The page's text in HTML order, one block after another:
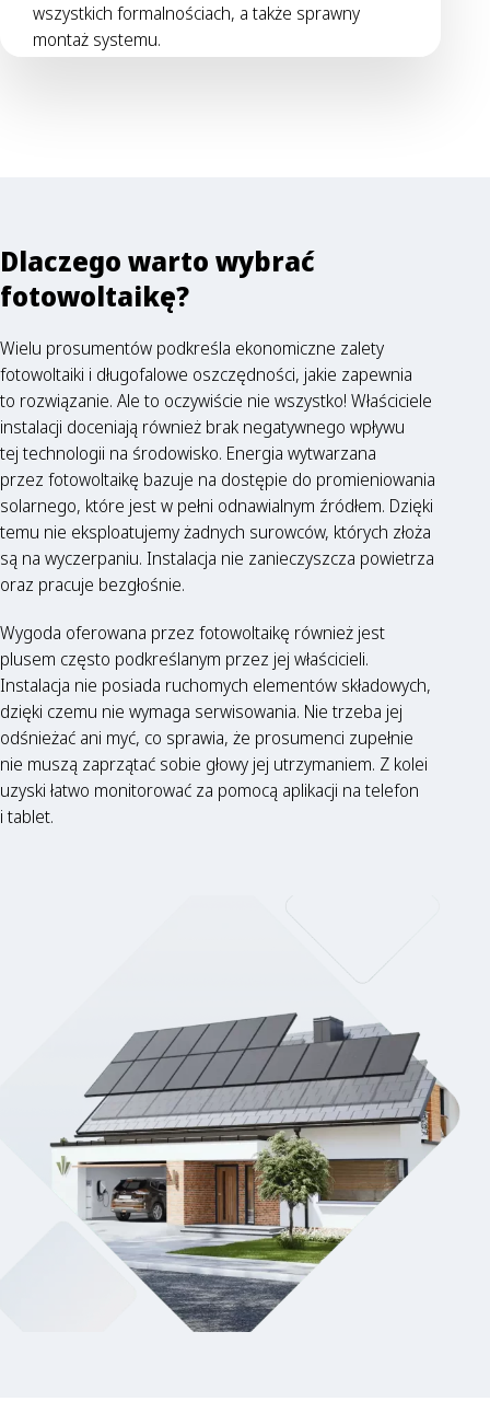
wszystkich formalnościach, a także sprawny
montaż systemu.
Dlaczego warto wybrać
fotowoltaikę?
Wielu prosumentów podkreśla ekonomiczne zalety
fotowoltaiki i długofalowe oszczędności, jakie zapewnia
to rozwiązanie. Ale to oczywiście nie wszystko! Właściciele
instalacji doceniają również brak negatywnego wpływu
tej technologii na środowisko. Energia wytwarzana
przez fotowoltaikę bazuje na dostępie do promieniowania
solarnego, które jest w pełni odnawialnym źródłem. Dzięki
temu nie eksploatujemy żadnych surowców, których złoża
są na wyczerpaniu. Instalacja nie zanieczyszcza powietrza
oraz pracuje bezgłośnie.
Wygoda oferowana przez fotowoltaikę również jest
plusem często podkreślanym przez jej właścicieli.
Instalacja nie posiada ruchomych elementów składowych,
dzięki czemu nie wymaga serwisowania. Nie trzeba jej
odśnieżać ani myć, co sprawia, że prosumenci zupełnie
nie muszą zaprzątać sobie głowy jej utrzymaniem. Z kolei
uzyski łatwo monitorować za pomocą aplikacji na telefon
i tablet.